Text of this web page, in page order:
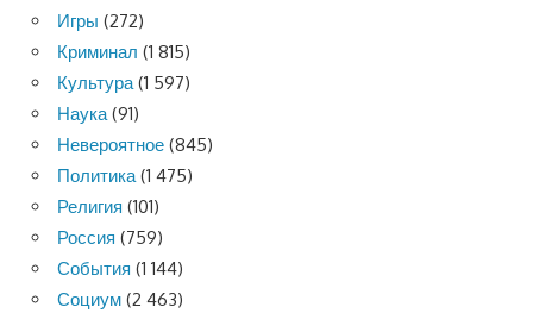
Игры (272)
Криминал (1 815)
Культура(1 597)
Наука(91)
Невероятное (845)
Политика(1 475)
Религия (101)
Россия (759)
События (1 144)
Социум (2 463)